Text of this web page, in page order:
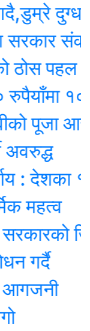
दुग्ध
संकटमा
पहल
१०००
आराधना
१०